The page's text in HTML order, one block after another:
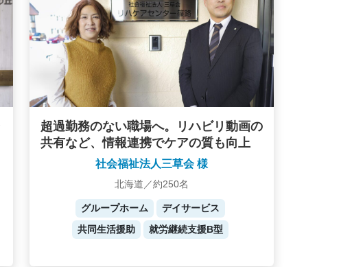
超過勤務のない職場へ。リハビリ動画の
共有など、情報連携でケアの質も向上
社会福祉法人三草会 様
北海道／約250名
グループホーム
デイサービス
共同生活援助
就労継続支援B型